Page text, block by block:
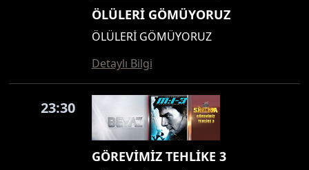
ÖLÜLERİ GÖMÜYORUZ
ÖLÜLERİ GÖMÜYORUZ
Detaylı Bilgi
23:30
GÖREVİMİZ TEHLİKE 3